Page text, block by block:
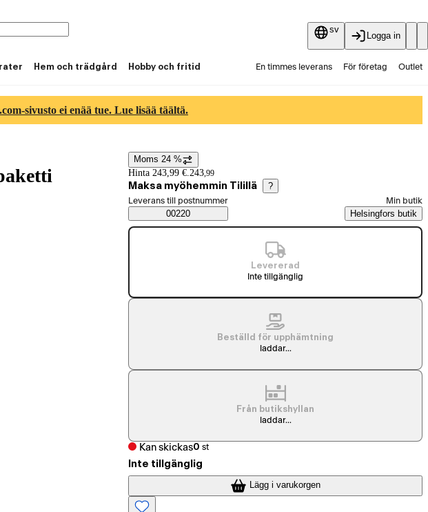
sv
Logga in
Hem och trädgård Hobby och fritid En timmes leverans För företag Outlet
sivusto ei enää tue. Lue lisää täältä.
Prisinformation
Moms 24 %
Hinta 243,99 €. 243,99
Maksa myöhemmin Tilillä ?
Saatavuustiedot
Välj beställningssätt
Leverans till postnummer
00220
Min butik
Helsingfors butik
Levererad
Inte tillgänglig
Beställd för upphämtning
laddar...
Från butikshyllan
laddar...
Kan skickas0 st
Inte tillgänglig
Lägg i varukorgen